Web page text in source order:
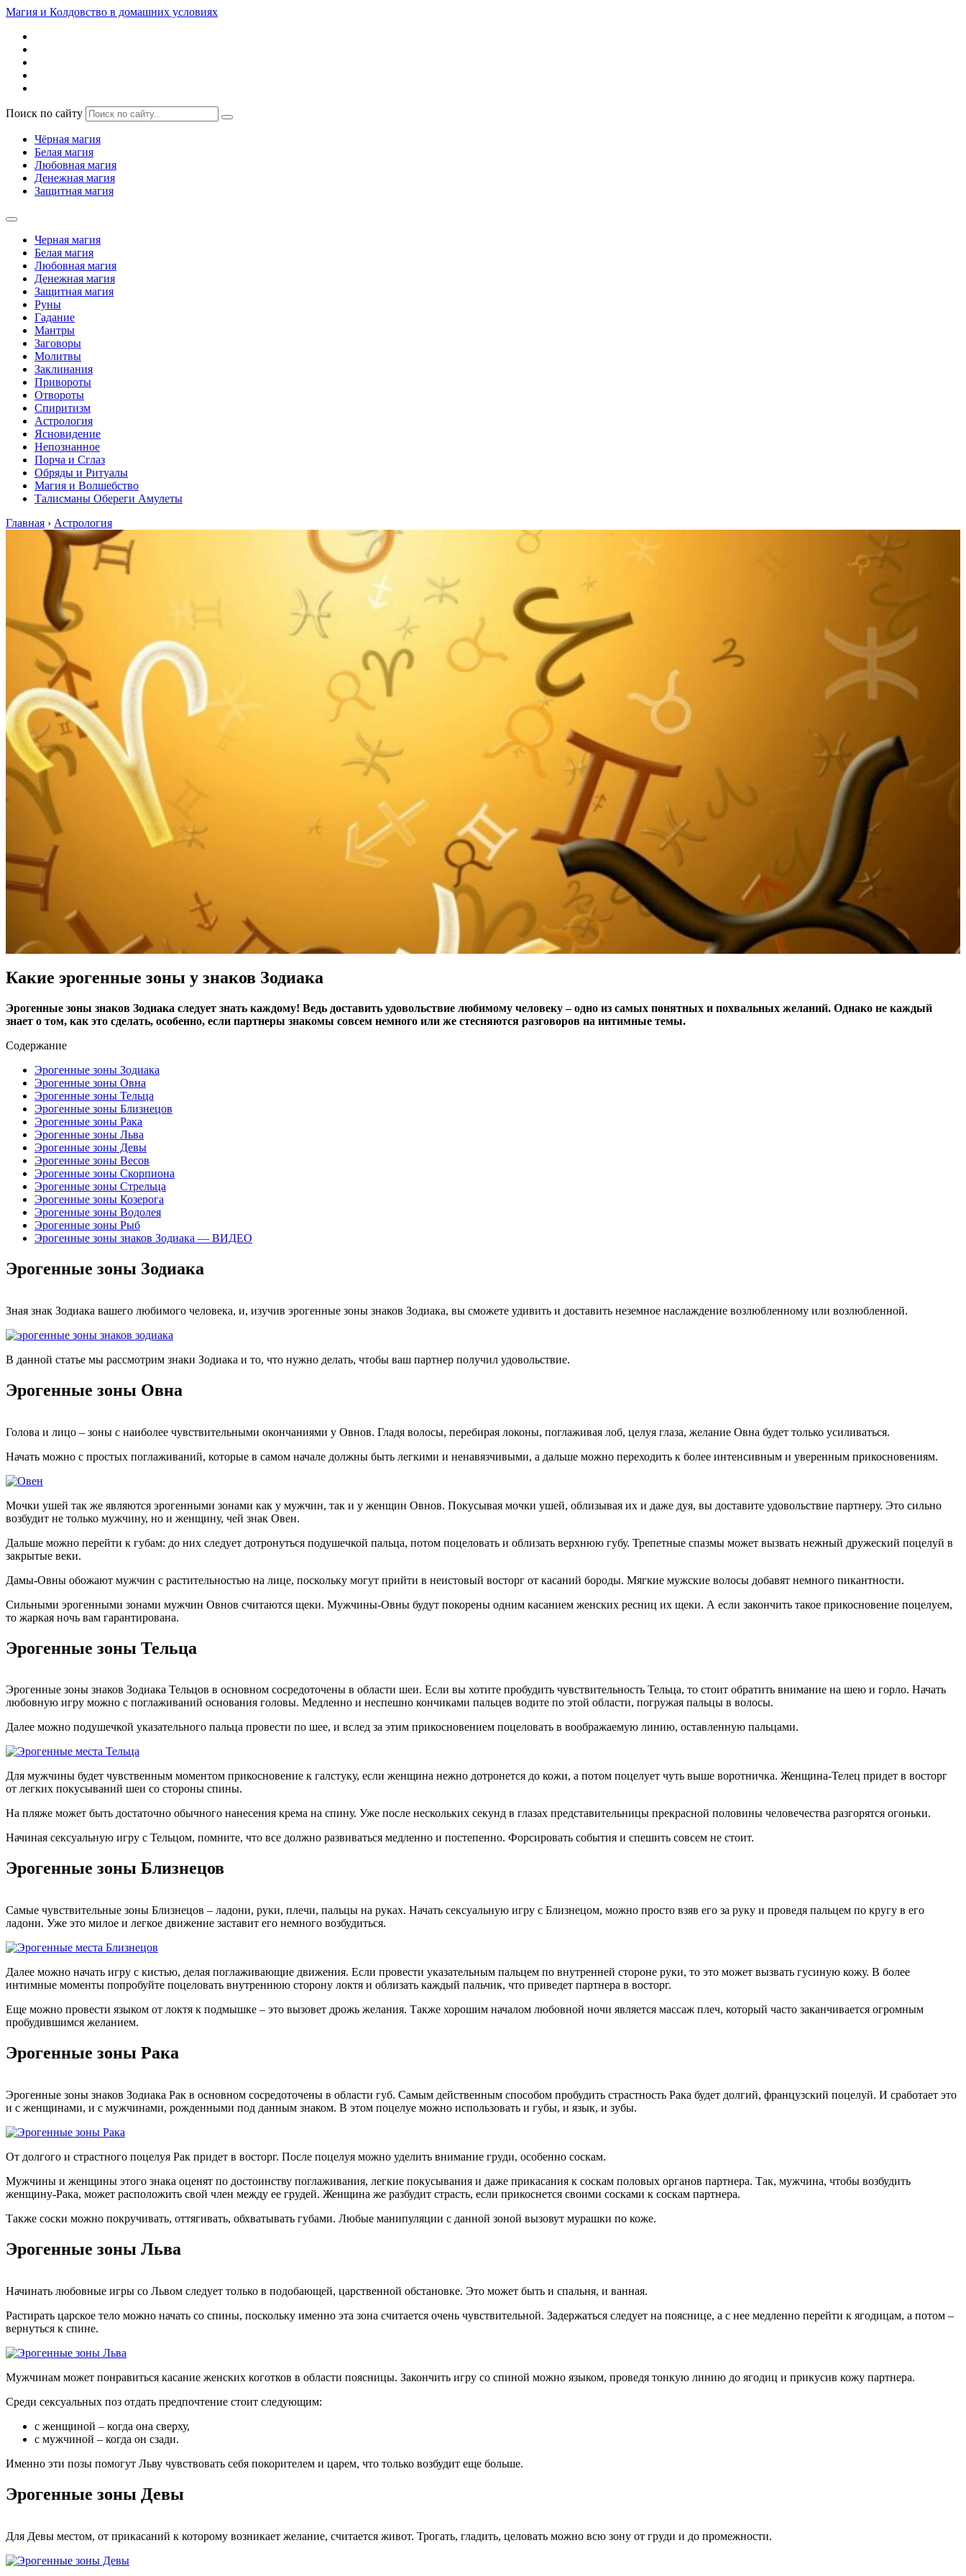
Магия и Колдовство в домашних условиях
Поиск по сайту
Чёрная магия
Белая магия
Любовная магия
Денежная магия
Защитная магия
Черная магия
Белая магия
Любовная магия
Денежная магия
Защитная магия
Руны
Гадание
Мантры
Заговоры
Молитвы
Заклинания
Привороты
Отвороты
Спиритизм
Астрология
Ясновидение
Непознанное
Порча и Сглаз
Обряды и Ритуалы
Магия и Волшебство
Талисманы Обереги Амулеты
Главная › Астрология
Какие эрогенные зоны у знаков Зодиака
Эрогенные зоны знаков Зодиака следует знать каждому! Ведь доставить удовольствие любимому человеку – одно из самых понятных и похвальных желаний. Однако не каждый
знает о том, как это сделать, особенно, если партнеры знакомы совсем немного или же стесняются разговоров на интимные темы.
Содержание
Эрогенные зоны Зодиака
Эрогенные зоны Овна
Эрогенные зоны Тельца
Эрогенные зоны Близнецов
Эрогенные зоны Рака
Эрогенные зоны Льва
Эрогенные зоны Девы
Эрогенные зоны Весов
Эрогенные зоны Скорпиона
Эрогенные зоны Стрельца
Эрогенные зоны Козерога
Эрогенные зоны Водолея
Эрогенные зоны Рыб
Эрогенные зоны знаков Зодиака — ВИДЕО
Эрогенные зоны Зодиака
Зная знак Зодиака вашего любимого человека, и, изучив эрогенные зоны знаков Зодиака, вы сможете удивить и доставить неземное наслаждение возлюбленному или возлюбленной.
В данной статье мы рассмотрим знаки Зодиака и то, что нужно делать, чтобы ваш партнер получил удовольствие.
Эрогенные зоны Овна
Голова и лицо – зоны с наиболее чувствительными окончаниями у Овнов. Гладя волосы, перебирая локоны, поглаживая лоб, целуя глаза, желание Овна будет только усиливаться.
Начать можно с простых поглаживаний, которые в самом начале должны быть легкими и ненавязчивыми, а дальше можно переходить к более интенсивным и уверенным прикосновениям.
Мочки ушей так же являются эрогенными зонами как у мужчин, так и у женщин Овнов. Покусывая мочки ушей, облизывая их и даже дуя, вы доставите удовольствие партнеру. Это сильно
возбудит не только мужчину, но и женщину, чей знак Овен.
Дальше можно перейти к губам: до них следует дотронуться подушечкой пальца, потом поцеловать и облизать верхнюю губу. Трепетные спазмы может вызвать нежный дружеский поцелуй в
закрытые веки.
Дамы-Овны обожают мужчин с растительностью на лице, поскольку могут прийти в неистовый восторг от касаний бороды. Мягкие мужские волосы добавят немного пикантности.
Сильными эрогенными зонами мужчин Овнов считаются щеки. Мужчины-Овны будут покорены одним касанием женских ресниц их щеки. А если закончить такое прикосновение поцелуем,
то жаркая ночь вам гарантирована.
Эрогенные зоны Тельца
Эрогенные зоны знаков Зодиака Тельцов в основном сосредоточены в области шеи. Если вы хотите пробудить чувствительность Тельца, то стоит обратить внимание на шею и горло. Начать
любовную игру можно с поглаживаний основания головы. Медленно и неспешно кончиками пальцев водите по этой области, погружая пальцы в волосы.
Далее можно подушечкой указательного пальца провести по шее, и вслед за этим прикосновением поцеловать в воображаемую линию, оставленную пальцами.
Для мужчины будет чувственным моментом прикосновение к галстуку, если женщина нежно дотронется до кожи, а потом поцелует чуть выше воротничка. Женщина-Телец придет в восторг
от легких покусываний шеи со стороны спины.
На пляже может быть достаточно обычного нанесения крема на спину. Уже после нескольких секунд в глазах представительницы прекрасной половины человечества разгорятся огоньки.
Начиная сексуальную игру с Тельцом, помните, что все должно развиваться медленно и постепенно. Форсировать события и спешить совсем не стоит.
Эрогенные зоны Близнецов
Самые чувствительные зоны Близнецов – ладони, руки, плечи, пальцы на руках. Начать сексуальную игру с Близнецом, можно просто взяв его за руку и проведя пальцем по кругу в его
ладони. Уже это милое и легкое движение заставит его немного возбудиться.
Далее можно начать игру с кистью, делая поглаживающие движения. Если провести указательным пальцем по внутренней стороне руки, то это может вызвать гусиную кожу. В более
интимные моменты попробуйте поцеловать внутреннюю сторону локтя и облизать каждый пальчик, что приведет партнера в восторг.
Еще можно провести языком от локтя к подмышке – это вызовет дрожь желания. Также хорошим началом любовной ночи является массаж плеч, который часто заканчивается огромным
пробудившимся желанием.
Эрогенные зоны Рака
Эрогенные зоны знаков Зодиака Рак в основном сосредоточены в области губ. Самым действенным способом пробудить страстность Рака будет долгий, французский поцелуй. И сработает это
и с женщинами, и с мужчинами, рожденными под данным знаком. В этом поцелуе можно использовать и губы, и язык, и зубы.
От долгого и страстного поцелуя Рак придет в восторг. После поцелуя можно уделить внимание груди, особенно соскам.
Мужчины и женщины этого знака оценят по достоинству поглаживания, легкие покусывания и даже прикасания к соскам половых органов партнера. Так, мужчина, чтобы возбудить
женщину-Рака, может расположить свой член между ее грудей. Женщина же разбудит страсть, если прикоснется своими сосками к соскам партнера.
Также соски можно покручивать, оттягивать, обхватывать губами. Любые манипуляции с данной зоной вызовут мурашки по коже.
Эрогенные зоны Льва
Начинать любовные игры со Львом следует только в подобающей, царственной обстановке. Это может быть и спальня, и ванная.
Растирать царское тело можно начать со спины, поскольку именно эта зона считается очень чувствительной. Задержаться следует на пояснице, а с нее медленно перейти к ягодицам, а потом –
вернуться к спине.
Мужчинам может понравиться касание женских коготков в области поясницы. Закончить игру со спиной можно языком, проведя тонкую линию до ягодиц и прикусив кожу партнера.
Среди сексуальных поз отдать предпочтение стоит следующим:
с женщиной – когда она сверху,
с мужчиной – когда он сзади.
Именно эти позы помогут Льву чувствовать себя покорителем и царем, что только возбудит еще больше.
Эрогенные зоны Девы
Для Девы местом, от прикасаний к которому возникает желание, считается живот. Трогать, гладить, целовать можно всю зону от груди и до промежности.